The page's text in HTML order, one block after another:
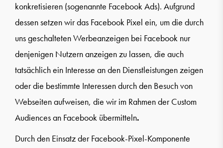
konkretisieren (sogenannte Facebook Ads). Aufgrund
dessen setzen wir das Facebook Pixel ein, um die durch
uns geschalteten Werbeanzeigen bei Facebook nur
denjenigen Nutzern anzeigen zu lassen, die auch
tatsächlich ein Interesse an den Dienstleistungen zeigen
oder die bestimmte Interessen durch den Besuch von
Webseiten aufweisen, die wir im Rahmen der Custom
Audiences an Facebook übermitteln.
Durch den Einsatz der Facebook-Pixel-Komponente